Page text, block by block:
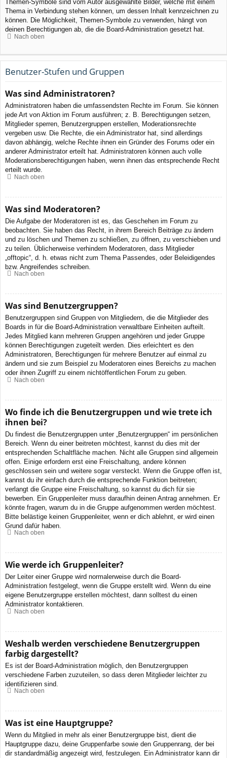
Themen-Symbole sind vom Autor ausgewählte Bilder, welche mit einem
Thema in Verbindung stehen können, um dessen Inhalt kennzeichnen zu
können. Die Möglichkeit, Themen-Symbole zu verwenden, hängt von
deinen Berechtigungen ab, die die Board-Administration gesetzt hat.
Nach oben
Benutzer-Stufen und Gruppen
Was sind Administratoren?
Administratoren haben die umfassendsten Rechte im Forum. Sie können
jede Art von Aktion im Forum ausführen; z. B. Berechtigungen setzen,
Mitglieder sperren, Benutzergruppen erstellen, Moderationsrechte
vergeben usw. Die Rechte, die ein Administrator hat, sind allerdings
davon abhängig, welche Rechte ihnen ein Gründer des Forums oder ein
anderer Administrator erteilt hat. Administratoren können auch volle
Moderationsberechtigungen haben, wenn ihnen das entsprechende Recht
erteilt wurde.
Nach oben
Was sind Moderatoren?
Die Aufgabe der Moderatoren ist es, das Geschehen im Forum zu
beobachten. Sie haben das Recht, in ihrem Bereich Beiträge zu ändern
und zu löschen und Themen zu schließen, zu öffnen, zu verschieben und
zu teilen. Üblicherweise verhindern Moderatoren, dass Mitglieder
„offtopic“, d. h. etwas nicht zum Thema Passendes, oder Beleidigendes
bzw. Angreifendes schreiben.
Nach oben
Was sind Benutzergruppen?
Benutzergruppen sind Gruppen von Mitgliedern, die die Mitglieder des
Boards in für die Board-Administration verwaltbare Einheiten aufteilt.
Jedes Mitglied kann mehreren Gruppen angehören und jeder Gruppe
können Berechtigungen zugeteilt werden. Dies erleichtert es den
Administratoren, Berechtigungen für mehrere Benutzer auf einmal zu
ändern und sie zum Beispiel zu Moderatoren eines Bereichs zu machen
oder ihnen Zugriff zu einem nichtöffentlichen Forum zu geben.
Nach oben
Wo finde ich die Benutzergruppen und wie trete ich
ihnen bei?
Du findest die Benutzergruppen unter „Benutzergruppen“ im persönlichen
Bereich. Wenn du einer beitreten möchtest, kannst du dies mit der
entsprechenden Schaltfläche machen. Nicht alle Gruppen sind allgemein
offen. Einige erfordern erst eine Freischaltung, andere können
geschlossen sein und weitere sogar versteckt. Wenn die Gruppe offen ist,
kannst du ihr einfach durch die entsprechende Funktion beitreten;
verlangt die Gruppe eine Freischaltung, so kannst du dich für sie
bewerben. Ein Gruppenleiter muss daraufhin deinen Antrag annehmen. Er
könnte fragen, warum du in die Gruppe aufgenommen werden möchtest.
Bitte belästige keinen Gruppenleiter, wenn er dich ablehnt, er wird einen
Grund dafür haben.
Nach oben
Wie werde ich Gruppenleiter?
Der Leiter einer Gruppe wird normalerweise durch die Board-
Administration festgelegt, wenn die Gruppe erstellt wird. Wenn du eine
eigene Benutzergruppe erstellen möchtest, dann solltest du einen
Administrator kontaktieren.
Nach oben
Weshalb werden verschiedene Benutzergruppen
farbig dargestellt?
Es ist der Board-Administration möglich, den Benutzergruppen
verschiedene Farben zuzuteilen, so dass deren Mitglieder leichter zu
identifizieren sind.
Nach oben
Was ist eine Hauptgruppe?
Wenn du Mitglied in mehr als einer Benutzergruppe bist, dient die
Hauptgruppe dazu, deine Gruppenfarbe sowie den Gruppenrang, der bei
dir standardmäßig angezeigt wird, festzulegen. Ein Administrator kann dir